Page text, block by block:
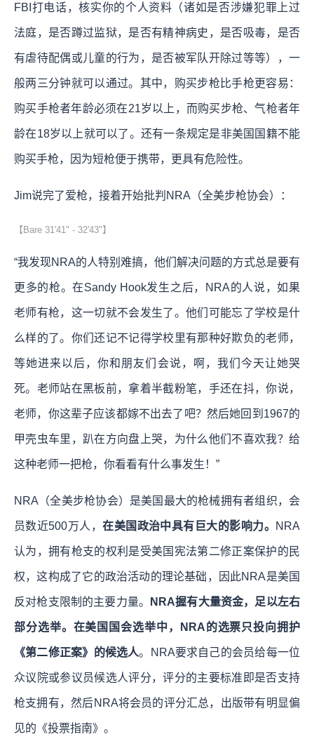
FBI打电话，核实你的个人资料（诸如是否涉嫌犯罪上过
法庭，是否蹲过监狱，是否有精神病史，是否吸毒，是否
有虐待配偶或儿童的行为，是否被军队开除过等等），一
般两三分钟就可以通过。其中，购买步枪比手枪更容易：
购买手枪者年龄必须在21岁以上，而购买步枪、气枪者年
龄在18岁以上就可以了。还有一条规定是非美国国籍不能
购买手枪，因为短枪便于携带，更具有危险性。
Jim说完了爱枪，接着开始批判NRA（全美步枪协会）：
【Bare 31'41" - 32'43"】
“我发现NRA的人特别难搞，他们解决问题的方式总是要有
更多的枪。在Sandy Hook发生之后，NRA的人说，如果
老师有枪，这一切就不会发生了。他们可能忘了学校是什
么样的了。你们还记不记得学校里有那种好欺负的老师，
等她进来以后，你和朋友们会说，啊，我们今天让她哭
死。老师站在黑板前，拿着半截粉笔，手还在抖，你说，
老师，你这辈子应该都嫁不出去了吧？然后她回到1967的
甲壳虫车里，趴在方向盘上哭，为什么他们不喜欢我？给
这种老师一把枪，你看看有什么事发生！”
NRA（全美步枪协会）是美国最大的枪械拥有者组织，会
员数近500万人，在美国政治中具有巨大的影响力。 NRA
认为，拥有枪支的权利是受美国宪法第二修正案保护的民
权，这构成了它的政治活动的理论基础，因此NRA是美国
反对枪支限制的主要力量。 NRA握有大量资金，足以左右
部分选举。在美国国会选举中，NRA的选票只投向拥护
《第二修正案》的候选人。NRA要求自己的会员给每一位
众议院或参议员候选人评分，评分的主要标准即是否支持
枪支拥有，然后NRA将会员的评分汇总，出版带有明显偏
见的《投票指南》。